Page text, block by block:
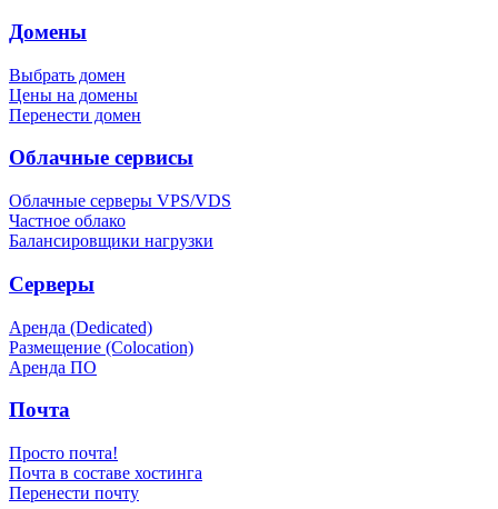
Домены
Выбрать домен
Цены на домены
Перенести домен
Облачные сервисы
Облачные серверы VPS/VDS
Частное облако
Балансировщики нагрузки
Серверы
Аренда (Dedicated)
Размещение (Colocation)
Аренда ПО
Почта
Просто почта!
Почта в составе хостинга
Перенести почту